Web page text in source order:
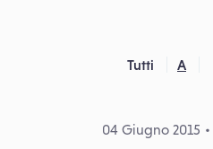
Tutti A
04 Giugno 2015